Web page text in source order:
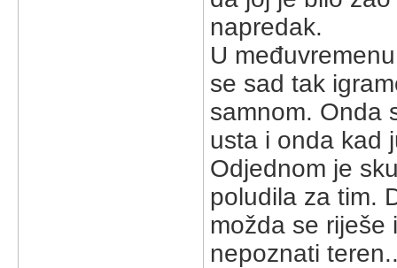
napredak.
U
se sad tak
samnom. Onda
usta i onda kad
Odjednom je
poludila za tim.
možda se
nepoznati